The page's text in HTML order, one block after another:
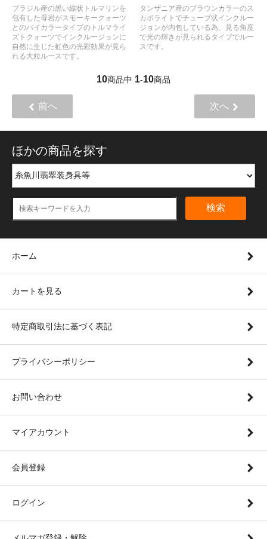
ブラジル産の黒い線状トルマリンを
包有した母岩がスモーキークォーツ
とのバイカラータイプのトルマライ
ズトクォーツでインクルージョンに
自然に生じた虹色の光彩効果が見ら
れる大粒ルースです。
タンザニア産のブラウンカラーのス
カポライトでチューブ状インクルー
ジョンが内包している為、見る角度
で光の輝きが見られるタイプでルー
スです。
10商品中 1-10商品
前へ 次へ
ほかの商品を探す
検索
ホーム
カートを見る
特定商取引法に基づく表記
プライバシーポリシー
お問い合わせ
マイアカウント
会員登録
ログイン